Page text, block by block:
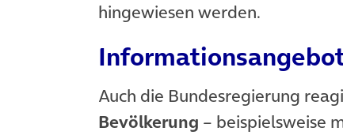
hingewiesen werden.
Auch die Bundesregierung
Bevölkerung – beispielsweise